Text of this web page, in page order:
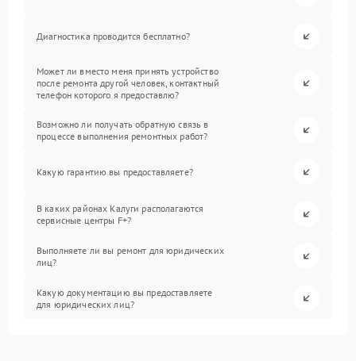
Диагностика проводится бесплатно?
Может ли вместо меня принять устройство
после ремонта другой человек, контактный
телефон которого я предоставлю?
Возможно ли получать обратную связь в
процессе выполнения ремонтных работ?
Какую гарантию вы предоставляете?
В каких районах Калуги располагаются
сервисные центры F+?
Выполняете ли вы ремонт для юридических
лиц?
Какую документацию вы предоставляете
для юридических лиц?